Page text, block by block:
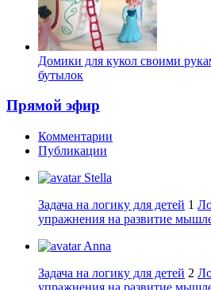
Домики для кукол своими
бутылок
Прямой эфир
Комментарии
Публикации
Stella
Задача на логику для детей 1
упражнения на развитие
Anna
Задача на логику для детей 2